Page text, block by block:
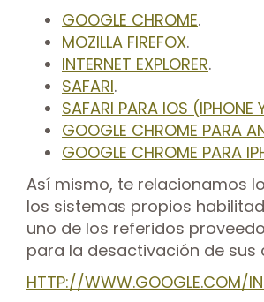
GOOGLE CHROME.
MOZILLA FIREFOX.
INTERNET EXPLORER.
SAFARI.
SAFARI PARA IOS (IPHONE
GOOGLE CHROME PARA
GOOGLE CHROME PARA
Así mismo, te relacionamos
los sistemas propios
uno de los referidos
para la desactivación de sus
HTTP://WWW.GOOGLE.COM/